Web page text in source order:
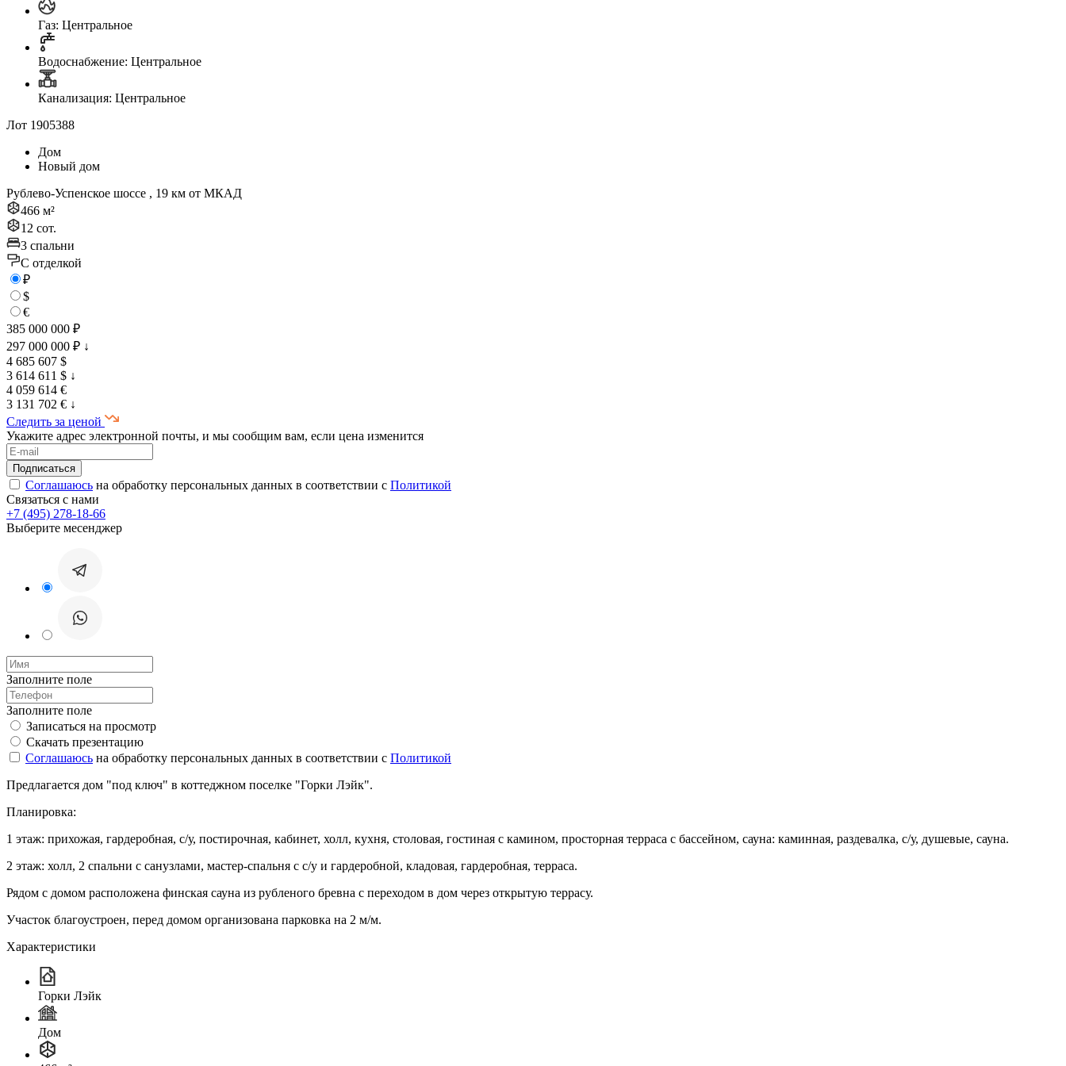
Газ: Центральное
Водоснабжение: Центральное
Канализация: Центральное
Лот 1905388
Дом
Новый дом
Рублево-Успенское шоссе , 19 км от МКАД
466 м²
12 сот.
3 спальни
C отделкой
₽
$
€
385 000 000 ₽
297 000 000 ₽ ↓
4 685 607 $
3 614 611 $ ↓
4 059 614 €
3 131 702 € ↓
Следить за ценой
Укажите адрес электронной почты, и мы сообщим вам, если цена изменится
Соглашаюсь на обработку персональных данных в соответствии с Политикой
Связаться с нами
+7 (495) 278-18-66
Выберите месенджер
Заполните поле
Заполните поле
Записаться на просмотр
Скачать презентацию
Соглашаюсь на обработку персональных данных в соответствии с Политикой
Предлагается дом "под ключ" в коттеджном поселке "Горки Лэйк".
Планировка:
1 этаж: прихожая, гардеробная, с/у, постирочная, кабинет, холл, кухня, столовая, гостиная с камином, просторная терраса с бассейном, сауна: каминная, раздевалка, с/у, душевые, сауна.
2 этаж: холл, 2 спальни с санузлами, мастер-спальня с с/у и гардеробной, кладовая, гардеробная, терраса.
Рядом с домом расположена финская сауна из рубленого бревна с переходом в дом через открытую террасу.
Участок благоустроен, перед домом организована парковка на 2 м/м.
Характеристики
Горки Лэйк
Дом